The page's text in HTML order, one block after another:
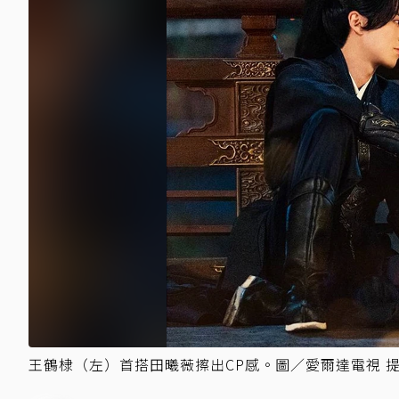
王鶴棣（左）首搭田曦薇擦出CP感。圖／愛爾達電視